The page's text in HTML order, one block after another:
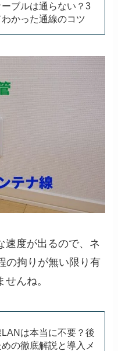
ブルは通らない？3
かった通線のコツ
速度が出るので、ネ
の拘りが無い限り有
んね。
は本当に不要？後
の徹底解説と導入メ